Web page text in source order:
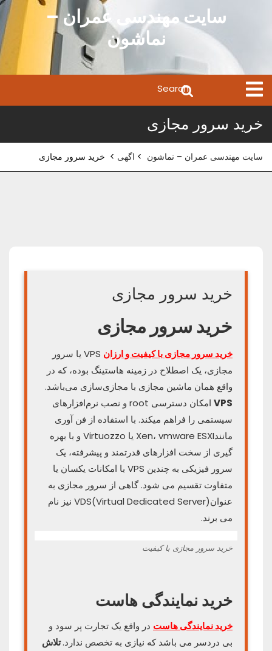
سایت مهندسی عمران –
نماشون
Open
Menu
for:
خرید سرور مجازی
سایت مهندسی عمران – نماشون > اگهی > خرید سرور مجازی
خرید سرور مجازی
خرید سرور مجازی
خرید سرور مجازی با کیفیت و ارزان
VPS یا سرور
مجازی، یک اصطلاح در زمینه هاستینگ بوده، که در
واقع همان ماشین مجازی با مجازی‌سازی می‌باشد.
VPS
امکان دسترسی root و نصب نرم‌افزارهای
سیستمی را فراهم میکند. با استفاده از فن آوری
مانندXen، vmware ESXI یا Virtuozzo و با بهره
گیری از سخت افزارهای قدرتمند و پیشرفته، یک
سرور فیزیکی به چندین VPS با امکانات یکسان یا
متفاوت تقسیم می شود. گاهی از سرور مجازی به
عنوانVDS(Virtual Dedicated Server) نیز نام
می برند.
خرید سرور مجازی با کیفیت
خرید نمایندگی هاست
خرید نمایندگی هاست در واقع یک تجارت پر سود و
بی دردسر می باشد که نیازی به تخصص ندارد.تلاش